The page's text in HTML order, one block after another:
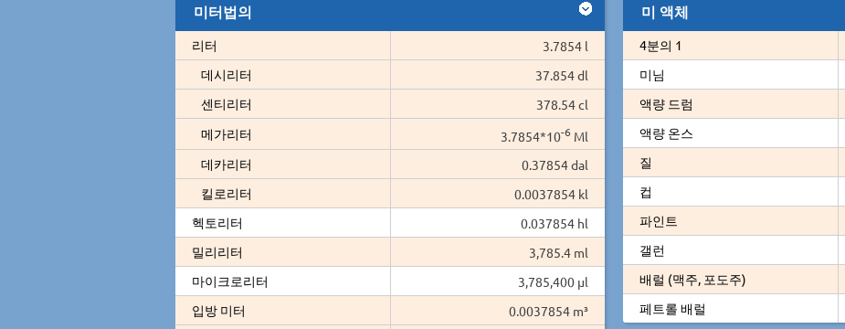
미터법의
리터
3.7854 l
데시리터
37.854 dl
센티리터
378.54 cl
메가리터
3.7854*10-6 Ml
데카리터
0.37854 dal
킬로리터
0.0037854 kl
헥토리터
0.037854 hl
밀리리터
3,785.4 ml
마이크로리터
3,785,400 µl
입방 미터
0.0037854 m³
미 액체
4분의 1
미님
액량 드럼
액량 온스
질
컵
파인트
갤런
배럴 (맥주, 포도주)
페트롤 배럴